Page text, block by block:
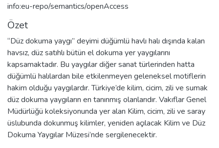
info:eu-repo/semantics/openAccess
Özet
‘‘Düz dokuma yaygı’’ deyimi düğümlü havlı halı dışında kalan
havsız, düz satıhlı bütün el dokuma yer yaygılarını
kapsamaktadır. Bu yaygılar diğer sanat türlerinden hatta
düğümlü halılardan bile etkilenmeyen geleneksel motiflerin
hakim olduğu yaygılardır. Türkiye’de kilim, cicim, zili ve sumak
düz dokuma yaygıların en tanınmış olanlarıdır. Vakıflar Genel
Müdürlüğü koleksiyonunda yer alan Kilim, cicim, zili ve saray
üslubunda dokunmuş kilimler, yeniden açılacak Kilim ve Düz
Dokuma Yaygılar Müzesi’nde sergilenecektir.